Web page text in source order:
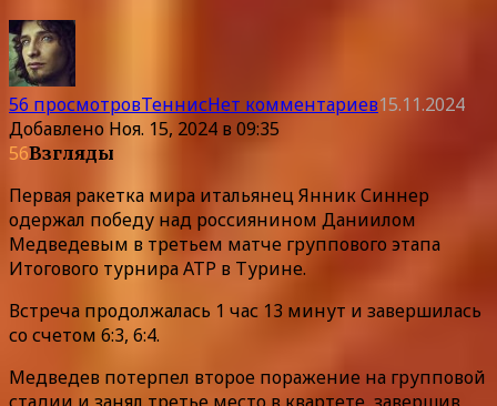
56 просмотровТеннисНет комментариев15.11.2024
Добавлено Ноя. 15, 2024 в 09:35
56Взгляды
Первая ракетка мира итальянец Янник Синнер
одержал победу над россиянином Даниилом
Медведевым в третьем матче группового этапа
Итогового турнира ATP в Турине.
Встреча продолжалась 1 час 13 минут и завершилась
со счетом 6:3, 6:4.
Медведев потерпел второе поражение на групповой